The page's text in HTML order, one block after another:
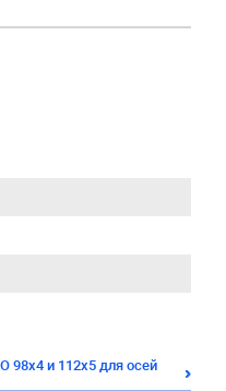
98х4 и 112х5 для осей